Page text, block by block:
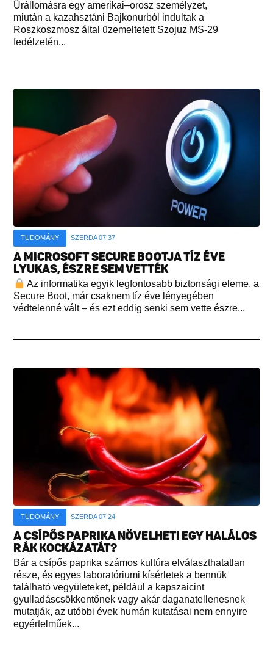
Űrállomásra egy amerikai–orosz személyzet,
miután a kazahsztáni Bajkonurból indultak a
Roszkoszmosz által üzemeltetett Szojuz MS-29
fedélzetén...
TUDOMÁNY SZERDA 07:37
A MICROSOFT SECURE BOOTJA TÍZ ÉVE
LYUKAS, ÉSZRE SEM VETTÉK
Az informatika egyik legfontosabb biztonsági eleme, a
Secure Boot, már csaknem tíz éve lényegében
védtelenné vált – és ezt eddig senki sem vette észre...
TUDOMÁNY SZERDA 07:24
A CSÍPŐS PAPRIKA NÖVELHETI EGY HALÁLOS
RÁK KOCKÁZATÁT?
Bár a csípős paprika számos kultúra elválaszthatatlan
része, és egyes laboratóriumi kísérletek a bennük
található vegyületeket, például a kapszaicint
gyulladáscsökkentőnek vagy akár daganatellenesnek
mutatják, az utóbbi évek humán kutatásai nem ennyire
egyértelműek...